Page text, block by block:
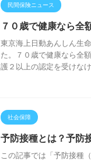
民間保険ニュース
７０歳で健康なら全
東京海上日動あんしん生
た。７０歳で健康なら全
護２以上の認定を受けな
社会保障
予防接種とは？予防
この記事では「予防接種